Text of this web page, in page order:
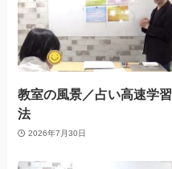
教室の風景／占い高速学習
法
2026年7月30日